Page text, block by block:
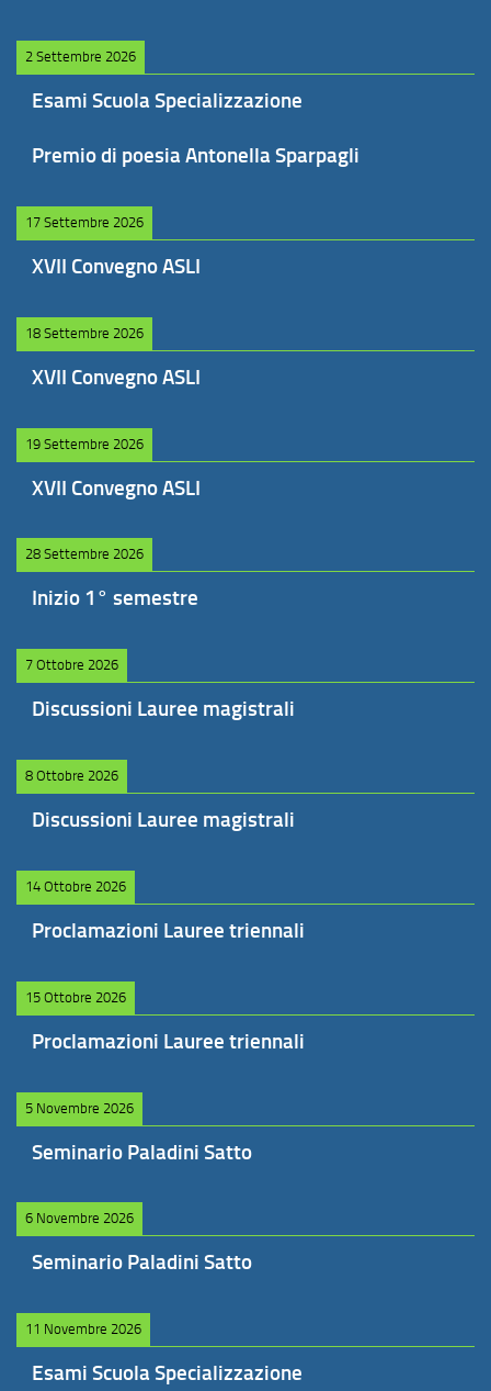
2 Settembre 2026
Esami Scuola Specializzazione
Premio di poesia Antonella Sparpagli
17 Settembre 2026
XVII Convegno ASLI
18 Settembre 2026
XVII Convegno ASLI
19 Settembre 2026
XVII Convegno ASLI
28 Settembre 2026
Inizio 1° semestre
7 Ottobre 2026
Discussioni Lauree magistrali
8 Ottobre 2026
Discussioni Lauree magistrali
14 Ottobre 2026
Proclamazioni Lauree triennali
15 Ottobre 2026
Proclamazioni Lauree triennali
5 Novembre 2026
Seminario Paladini Satto
6 Novembre 2026
Seminario Paladini Satto
11 Novembre 2026
Esami Scuola Specializzazione